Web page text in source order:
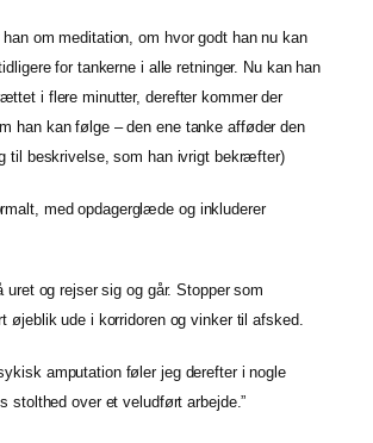
om meditation, om hvor godt han nu kan
for tankerne i alle retninger. Nu kan han
i flere minutter, derefter kommer der
han kan følge – den ene tanke afføder den
til beskrivelse, som han ivrigt bekræfter)
med opdagerglæde og inkluderer
og rejser sig og går. Stopper som
øjeblik ude i korridoren og vinker til afsked.
amputation føler jeg derefter i nogle
stolthed over et veludført arbejde.”